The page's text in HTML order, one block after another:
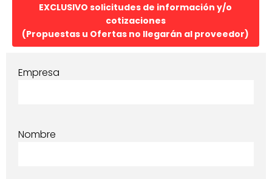
EXCLUSIVO solicitudes de información y/o
cotizaciones
(Propuestas u Ofertas no llegarán al proveedor)
Empresa
Nombre